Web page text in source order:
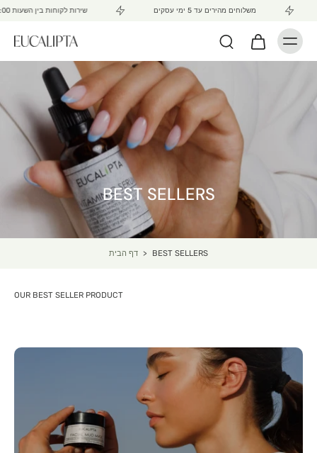
שירות לקוחות בין השעות 15:00 - 10:00 משלוחים מהירים עד 5 ימי עסקים
BEST SELLERS
דף הבית > BEST SELLERS
OUR BEST SELLER PRODUCT